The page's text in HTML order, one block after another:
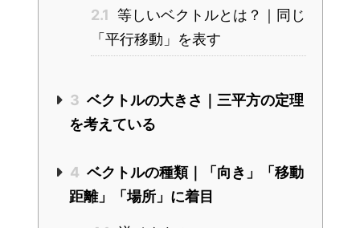
2.1 等しいベクトルとは？｜同じ
「平行移動」を表す
3 ベクトルの大きさ｜三平方の定理
を考えている
4 ベクトルの種類｜「向き」「移動
距離」「場所」に着目